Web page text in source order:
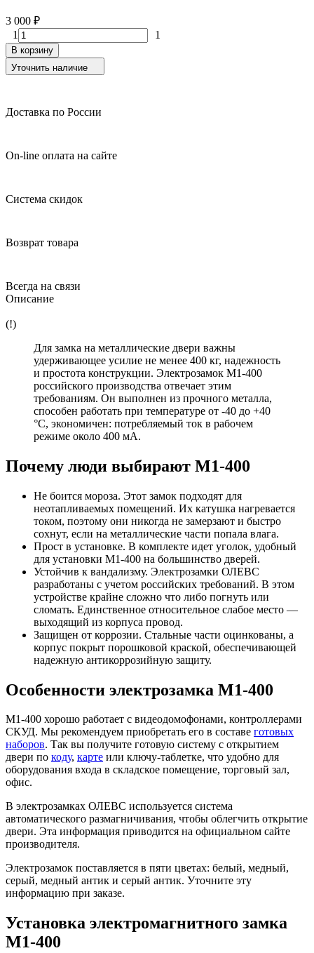
3 000 ₽
1
1
В корзину
Уточнить наличие
Доставка по России
On-line оплата на сайте
Система скидок
Возврат товара
Всегда на связи
Описание
(!)
Для замка на металлические двери важны
удерживающее усилие не менее 400 кг, надежность
и простота конструкции. Электрозамок М1-400
российского производства отвечает этим
требованиям. Он выполнен из прочного металла,
способен работать при температуре от -40 до +40
°C, экономичен: потребляемый ток в рабочем
режиме около 400 мА.
Почему люди выбирают М1-400
Не боится мороза. Этот замок подходят для
неотапливаемых помещений. Их катушка нагревается
током, поэтому они никогда не замерзают и быстро
сохнут, если на металлические части попала влага.
Прост в установке. В комплекте идет уголок, удобный
для установки М1-400 на большинство дверей.
Устойчив к вандализму. Электрозамки ОЛЕВС
разработаны с учетом российских требований. В этом
устройстве крайне сложно что либо погнуть или
сломать. Единственное относительное слабое место —
выходящий из корпуса провод.
Защищен от коррозии. Стальные части оцинкованы, а
корпус покрыт порошковой краской, обеспечивающей
надежную антикоррозийную защиту.
Особенности электрозамка М1-400
М1-400 хорошо работает с видеодомофонами, контроллерами
СКУД. Мы рекомендуем приобретать его в составе готовых
наборов. Так вы получите готовую систему с открытием
двери по коду, карте или ключу-таблетке, что удобно для
оборудования входа в складское помещение, торговый зал,
офис.
В электрозамках ОЛЕВС используется система
автоматического размагничивания, чтобы облегчить открытие
двери. Эта информация приводится на официальном сайте
производителя.
Электрозамок поставляется в пяти цветах: белый, медный,
серый, медный антик и серый антик. Уточните эту
информацию при заказе.
Установка электромагнитного замка
М1-400